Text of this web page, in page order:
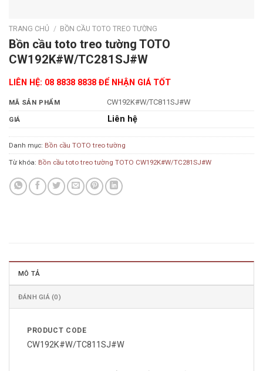
TRANG CHỦ / BỒN CẦU TOTO TREO TƯỜNG
Bồn cầu toto treo tường TOTO
CW192K#W/TC281SJ#W
LIÊN HỆ: 08 8838 8838 ĐỂ NHẬN GIÁ TỐT
MÃ SẢN PHẨM CW192K#W/TC811SJ#W
GIÁ Liên hệ
Danh mục: Bồn cầu TOTO treo tường
Từ khóa: Bồn cầu toto treo tường TOTO CW192K#W/TC281SJ#W
MÔ TẢ
ĐÁNH GIÁ (0)
PRODUCT CODE
CW192K#W/TC811SJ#W